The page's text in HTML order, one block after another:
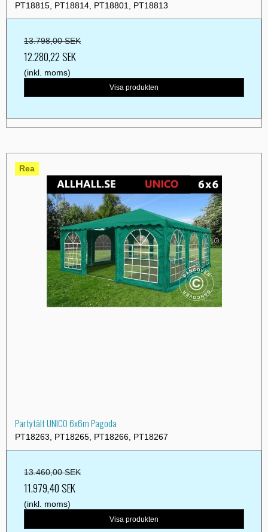
PT18815, PT18814, PT18801, PT18813
13.798,00 SEK
12.280,22 SEK
(inkl. moms)
Visa produkten
Rea
Partytält UNICO 6x6m Pagoda
PT18263, PT18265, PT18266, PT18267
13.460,00 SEK
11.979,40 SEK
(inkl. moms)
Visa produkten